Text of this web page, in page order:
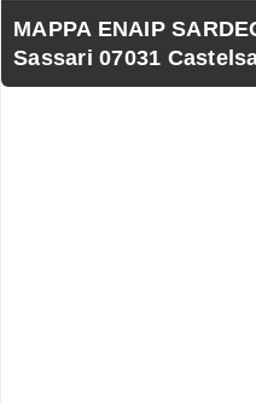
MAPPA ENAIP
Sassari 07031